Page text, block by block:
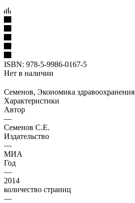
ISBN: 978-5-9986-0167-5
Нет в наличии
Семенов, Экономика здравоохранения
Характеристики
Автор
—
Семенов С.Е.
Издательство
—
МИА
Год
—
2014
количество страниц
—